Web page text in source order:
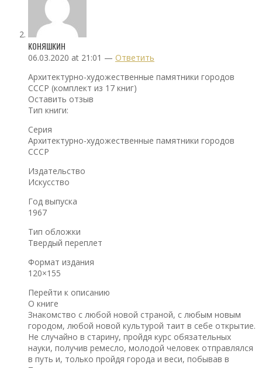
КОНЯШКИН
06.03.2020 at 21:01 — Ответить
Архитектурно-художественные памятники городов
СССР (комплект из 17 книг)
Оставить отзыв
Тип книги:
Серия
Архитектурно-художественные памятники городов
СССР
Издательство
Искусство
Год выпуска
1967
Тип обложки
Твердый переплет
Формат издания
120×155
Перейти к описанию
О книге
Знакомство с любой новой страной, с любым новым
городом, любой новой культурой таит в себе открытие.
Не случайно в старину, пройдя курс обязательных
науки, получив ремесло, молодой человек отправлялся
в путь и, только пройдя города и веси, побывав в